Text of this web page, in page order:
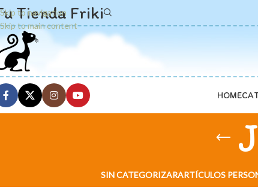
Skip to navigation
Skip to main content
Tienda Friki
HOME
SIN CATEGORIZARARTÍCULOS